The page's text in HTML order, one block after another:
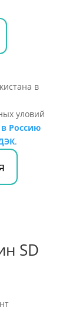
уловий
Россию
.
SD